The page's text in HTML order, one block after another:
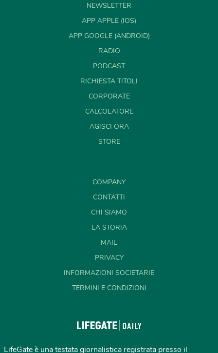
NEWSLETTER
APP APPLE (IOS)
APP GOOGLE (ANDROID)
RADIO
PODCAST
RICHIESTA TITOLI
CORPORATE
CALCOLATORE
AGISCI ORA
STORE
COMPANY
CONTATTI
CHI SIAMO
LA STORIA
MAIL
PRIVACY
INFORMAZIONI SOCIETARIE
TERMINI E CONDIZIONI
LifeGate è una testata giornalistica registrata presso il